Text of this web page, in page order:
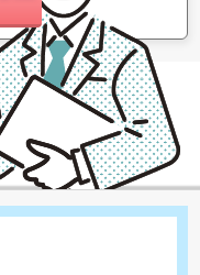
件 見つかりました
次の30件 >>